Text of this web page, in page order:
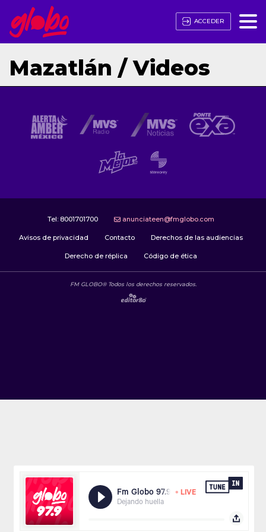
ACCEDER
Mazatlán / Videos
Tel: 8001701700 anunciateen@fmglobo.com
Avisos de privacidad Contacto Derechos de las audiencias
Derecho de réplica Código de ética
FM GLOBO® Todos los derechos reservados.